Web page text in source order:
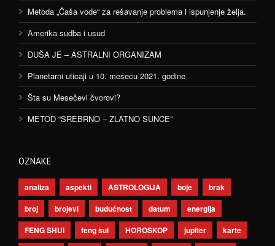
Metoda „Čaša vode“ za rešavanje problema i ispunjenje želja.
Amerika sudba i usud
DUŠA JE – ASTRALNI ORGANIZAM
Planetarni uticaji u 10. mesecu 2021. godine
Šta su Mesečevi čvorovi?
METOD “SREBRNO – ZLATNO SUNCE”
OZNAKE
analiza aspekti ASTROLOGIJA boje
brak
broj
brojevi budućnost datum
energija
FENG SHUI
feng šui HOROSKOP jupiter karte